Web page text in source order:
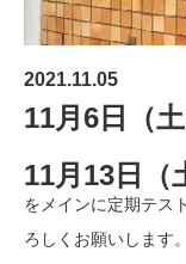
2021.11.05
11月6日（
11月13日（
をメインに定期テス
ろしくお願いします。